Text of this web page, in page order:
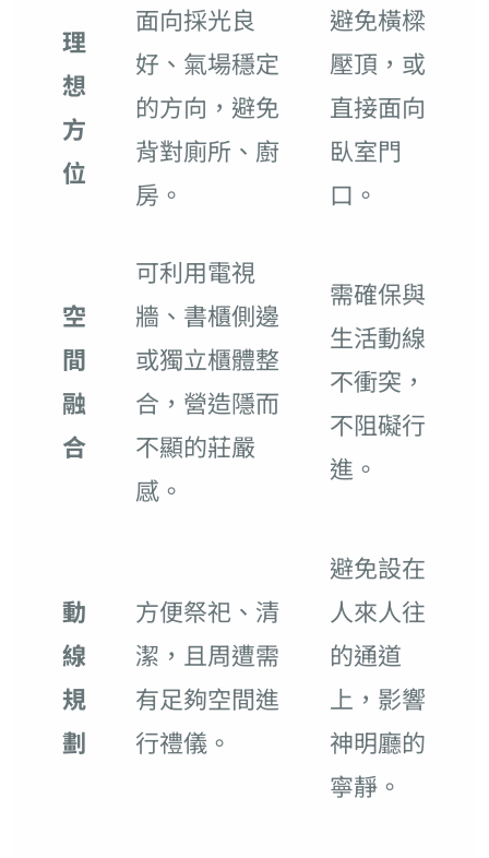
理
想
方
位
面向採光良
好、氣場穩定
的方向，避免
背對廁所、廚
房。
避免橫樑
壓頂，或
直接面向
臥室門
口。
空
間
融
合
可利用電視
牆、書櫃側邊
或獨立櫃體整
合，營造隱而
不顯的莊嚴
感。
需確保與
生活動線
不衝突，
不阻礙行
進。
動
線
規
劃
方便祭祀、清
潔，且周遭需
有足夠空間進
行禮儀。
避免設在
人來人往
的通道
上，影響
神明廳的
寧靜。